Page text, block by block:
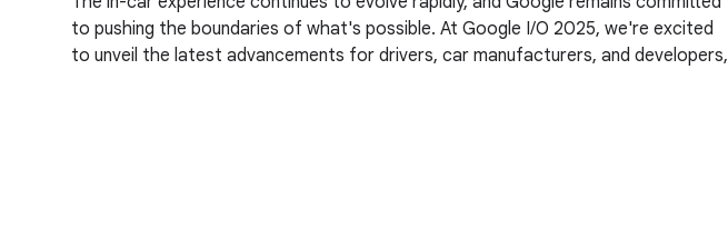
to pushing the boundaries of what's possible. At Google I/O 2025, we're excited
to unveil the latest advancements for drivers, car manufacturers, and developers,